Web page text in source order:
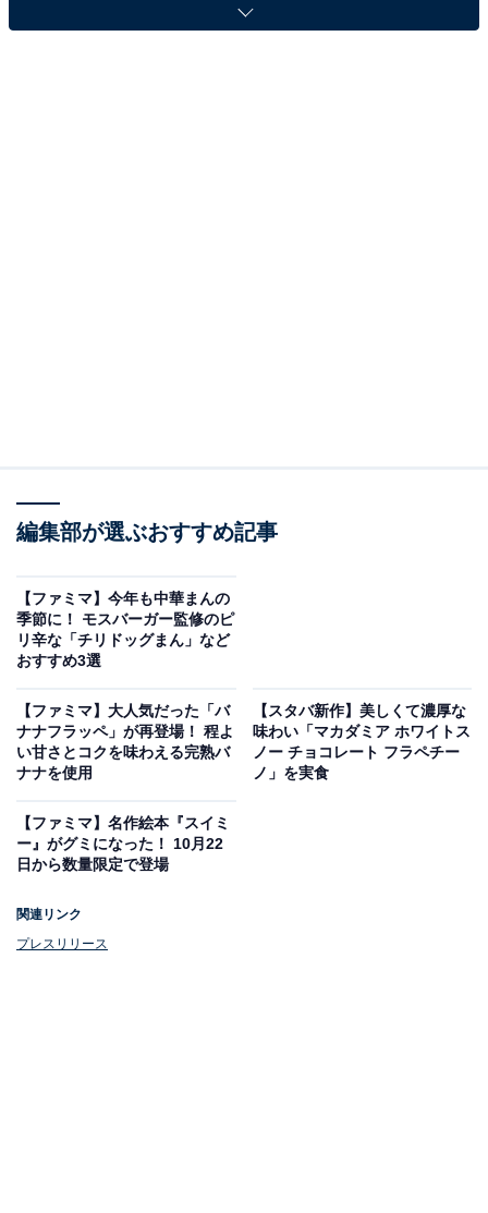
アレンジレシピで楽しむ人も多く、表面をトースターで
焼いてよりホットケーキに近づけるアレンジや、ファミ
ど、さまざまな楽しみ方で話題となっています。
編集部が選ぶおすすめ記事
【ファミマ】今年も中華まんの
季節に！ モスバーガー監修のピ
リ辛な「チリドッグまん」など
おすすめ3選
【ファミマ】大人気だった「バ
ナナフラッペ」が再登場！ 程よ
い甘さとコクを味わえる完熟バ
ナナを使用
【スタバ新作】美しくて濃厚な
味わい「マカダミア ホワイトス
ノー チョコレート フラペチー
ノ」を実食
【ファミマ】名作絵本『スイミ
ー』がグミになった！ 10月22
日から数量限定で登場
関連リンク
プレスリリース